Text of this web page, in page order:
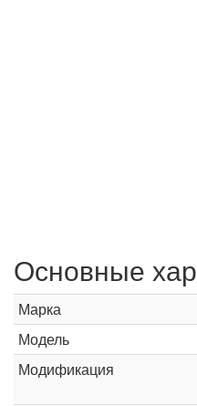
Основные
Марка
Модель
Модификация